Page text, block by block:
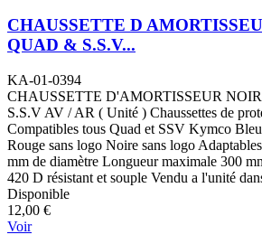
CHAUSSETTE D
QUAD & S.S.V...
KA-01-0394
CHAUSSETTE D'AMORTISSEUR
S.S.V AV / AR ( Unité ) Chaussettes de
Compatibles tous Quad et SSV Kymco
Rouge sans logo Noire sans logo
mm de diamètre Longueur maximale 300
420 D résistant et souple Vendu a l'unité
Disponible
12,00 €
Voir